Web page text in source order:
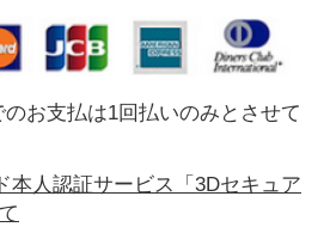
お支払は1回払いのみとさせて
本人認証サービス「3Dセキュア